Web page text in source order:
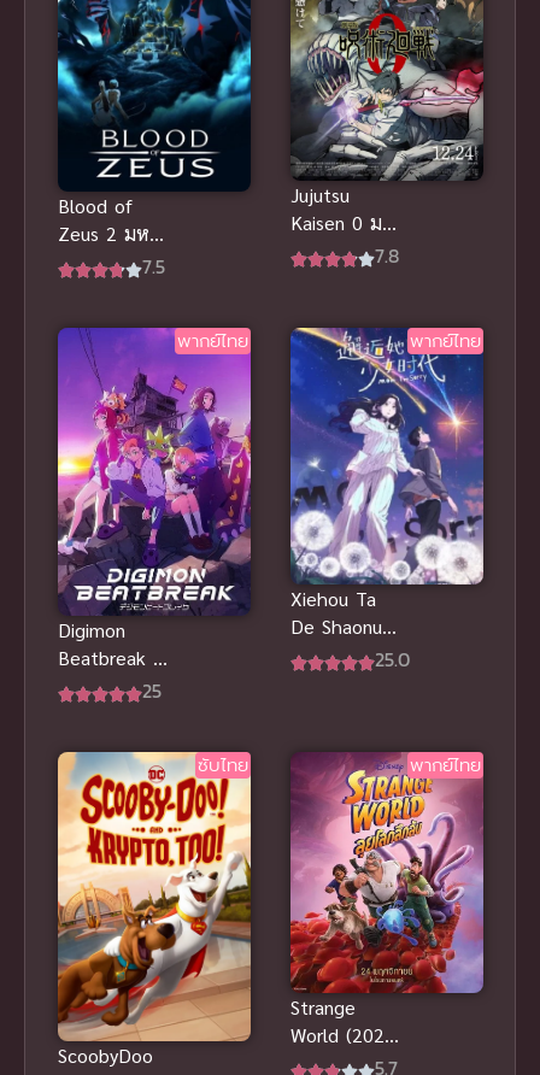
Blood of
Zeus 2 มหา
ศึกโลหิตเทพ
7.5
Jujutsu
Kaisen 0 มหา
เวทย์ผนึกมาร
7.8
พากย์ไทย
Digimon
Beatbreak ดิ
จิมอนบีตเบรก
25
พากย์ไทย
Xiehou Ta
De Shaonu
Shidai (Mom,
25.0
ซับไทย
ScoobyDoo
พากย์ไทย
Strange
World (2022)
ลุยโลกลึกลับ5.7